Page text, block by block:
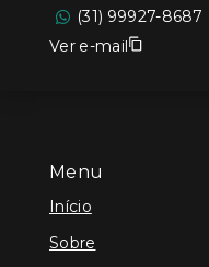
Menu
Início
Sobre
(31) 99927-8687
Ver e-mail